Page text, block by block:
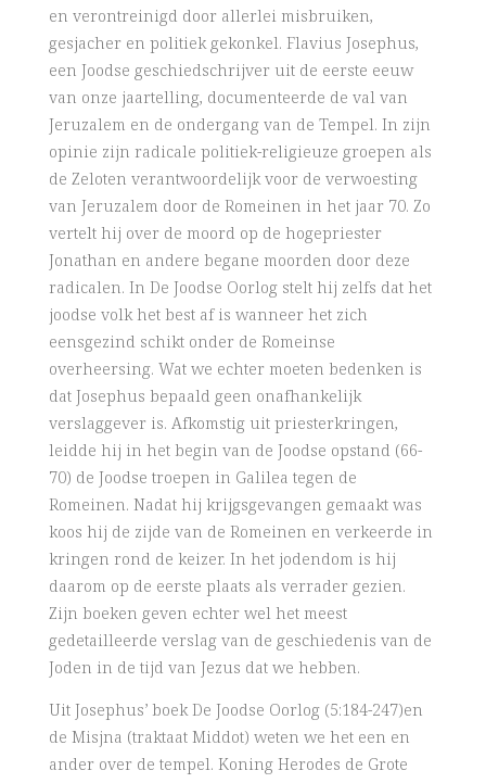
en verontreinigd door allerlei misbruiken,
gesjacher en politiek gekonkel. Flavius Josephus,
een Joodse geschiedschrijver uit de eerste eeuw
van onze jaartelling, documenteerde de val van
Jeruzalem en de ondergang van de Tempel. In zijn
opinie zijn radicale politiek-religieuze groepen als
de Zeloten verantwoordelijk voor de verwoesting
van Jeruzalem door de Romeinen in het jaar 70. Zo
vertelt hij over de moord op de hogepriester
Jonathan en andere begane moorden door deze
radicalen. In De Joodse Oorlog stelt hij zelfs dat het
joodse volk het best af is wanneer het zich
eensgezind schikt onder de Romeinse
overheersing. Wat we echter moeten bedenken is
dat Josephus bepaald geen onafhankelijk
verslaggever is. Afkomstig uit priesterkringen,
leidde hij in het begin van de Joodse opstand (66-
70) de Joodse troepen in Galilea tegen de
Romeinen. Nadat hij krijgsgevangen gemaakt was
koos hij de zijde van de Romeinen en verkeerde in
kringen rond de keizer. In het jodendom is hij
daarom op de eerste plaats als verrader gezien.
Zijn boeken geven echter wel het meest
gedetailleerde verslag van de geschiedenis van de
Joden in de tijd van Jezus dat we hebben.
Uit Josephus’ boek De Joodse Oorlog (5:184-247)en
de Misjna (traktaat Middot) weten we het een en
ander over de tempel. Koning Herodes de Grote